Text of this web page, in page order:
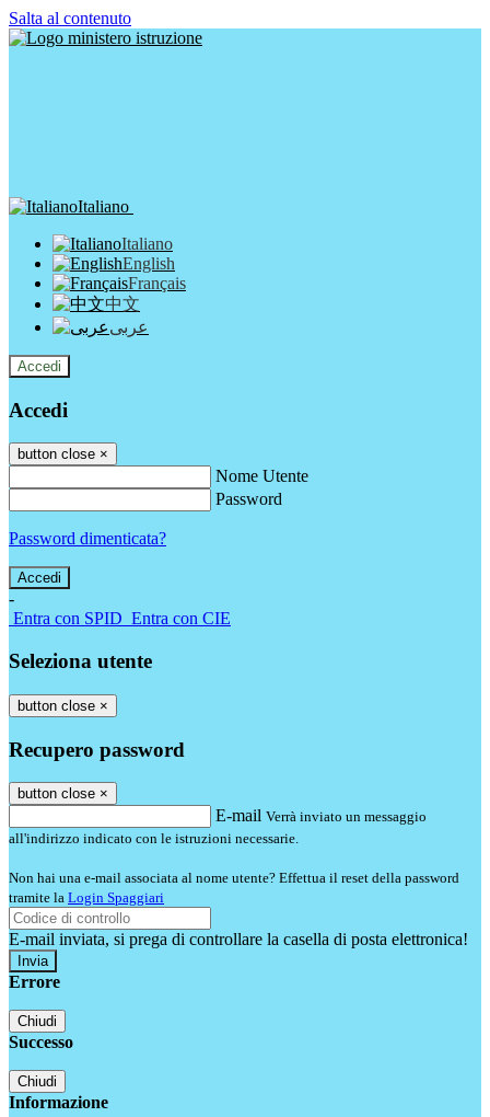
Salta al contenuto
Italiano
Italiano
English
Français
中文
عربى
Accedi
Accedi
button close ×
Nome Utente
Password
Password dimenticata?
-
Entra con SPID Entra con CIE
Seleziona utente
button close ×
Recupero password
button close ×
E-mail Verrà inviato un messaggio
all'indirizzo indicato con le istruzioni necessarie.
Non hai una e-mail associata al nome utente? Effettua il reset della password
tramite la Login Spaggiari
E-mail inviata, si prega di controllare la casella di posta elettronica!
Errore
Chiudi
Successo
Chiudi
Informazione